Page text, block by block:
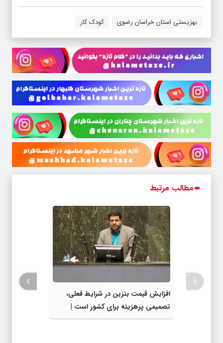
بهزیستی استان خراسان رضوی کودک کار
مطالب مرتبط
افزایش قیمت بنزین در شرایط فعلی،
تصمیمی پرهزینه برای کشور است |
دولت، قاچاق سوخت و عوامل اصلی
‹
›